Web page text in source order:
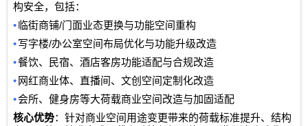
构安全，包括：
• 临街商铺/门面业态更换与功能空间重构
•写字楼/办公室空间布局优化与功能升级改造
•餐饮、民宿、酒店客房功能适配与合规改造
• 网红商业体、直播间、文创空间定制化改造
•会所、健身房等大荷载商业空间改造与加固适配
核心优势：针对商业空间用途变更带来的荷载标准提升、结构